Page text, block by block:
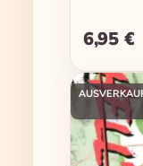
6,95 €